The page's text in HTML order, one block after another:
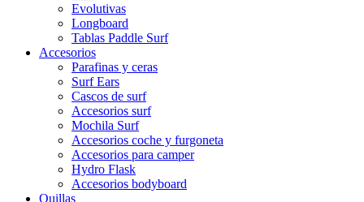
Evolutivas
Longboard
Tablas Paddle Surf
Accesorios
Parafinas y ceras
Surf Ears
Cascos de surf
Accesorios surf
Mochila Surf
Accesorios coche y furgoneta
Accesorios para camper
Hydro Flask
Accesorios bodyboard
Quillas